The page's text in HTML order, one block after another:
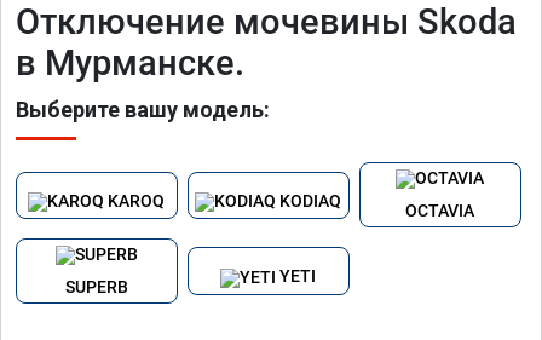
Отключение мочевины Skoda
в Мурманске.
Выберите вашу модель:
KAROQ KODIAQ
OCTAVIA
SUPERB
YETI